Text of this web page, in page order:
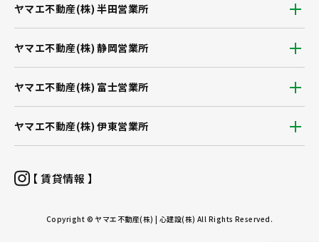
ヤマエ不動産(株) 静岡営業所
ヤマエ不動産(株) 富士営業所
ヤマエ不動産(株) 伊東営業所
ヤマエ不動産(株) 半田営業所
【 賃貸情報 】
Copyright © ヤマエ不動産(株) | 心建設(株) All Rights Reserved.